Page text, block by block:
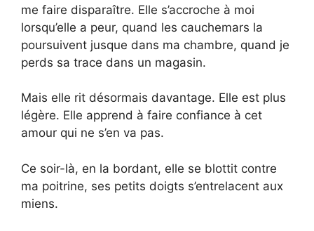
me faire disparaître. Elle s’accroche à moi
lorsqu’elle a peur, quand les cauchemars la
poursuivent jusque dans ma chambre, quand je
perds sa trace dans un magasin.
Mais elle rit désormais davantage. Elle est plus
légère. Elle apprend à faire confiance à cet
amour qui ne s’en va pas.
Ce soir-là, en la bordant, elle se blottit contre
ma poitrine, ses petits doigts s’entrelacent aux
miens.